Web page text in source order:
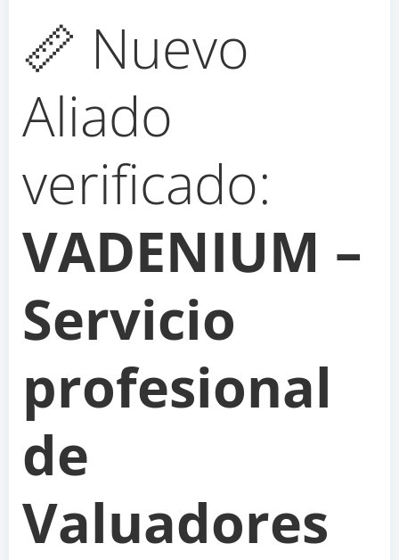
📏 Nuevo
Aliado
verificado:
VADENIUM –
Servicio
profesional
de
Valuadores